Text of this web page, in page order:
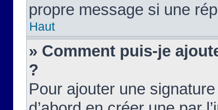
propre message si une
Haut
» Comment puis-je
?
Pour ajouter une